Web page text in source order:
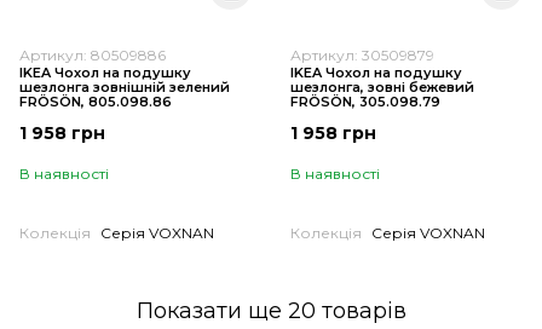
Артикул: 80509886
IKEA Чохол на подушку
шезлонга зовнішній зелений
FRÖSÖN, 805.098.86
1 958 грн
В наявності
Колекція Серія VOXNAN
Артикул: 30509879
IKEA Чохол на подушку
шезлонга, зовні бежевий
FRÖSÖN, 305.098.79
1 958 грн
В наявності
Колекція Серія VOXNAN
Показати ще 20 товарів